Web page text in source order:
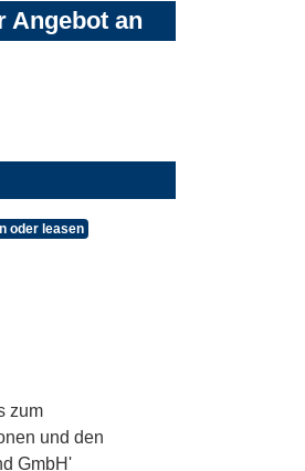
Angebot an
oder leasen
zum
und den
GmbH'